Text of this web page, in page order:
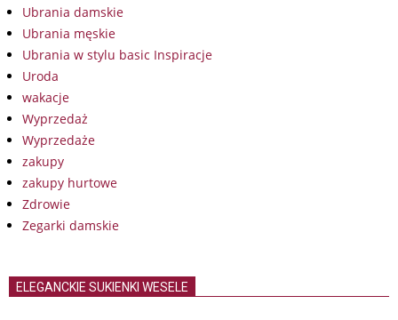
Ubrania damskie
Ubrania męskie
Ubrania w stylu basic Inspiracje
Uroda
wakacje
Wyprzedaż
Wyprzedaże
zakupy
zakupy hurtowe
Zdrowie
Zegarki damskie
ELEGANCKIE SUKIENKI WESELE